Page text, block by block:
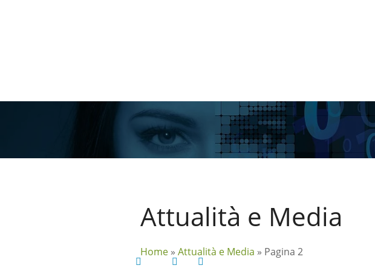
Attualità e Media
Home » Attualità e Media » Pagina 2